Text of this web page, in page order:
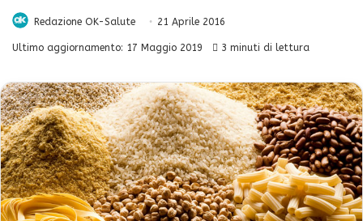
Redazione OK-Salute 21 Aprile 2016
Ultimo aggiornamento: 17 Maggio 2019 3 minuti di lettura